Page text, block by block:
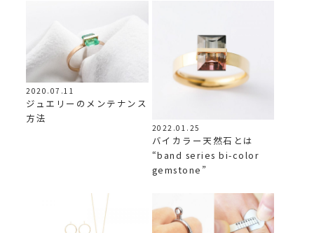
2020.07.11
ジュエリーのメンテナンス
方法
2022.01.25
バイカラー天然石とは
“band series bi-color
gemstone”